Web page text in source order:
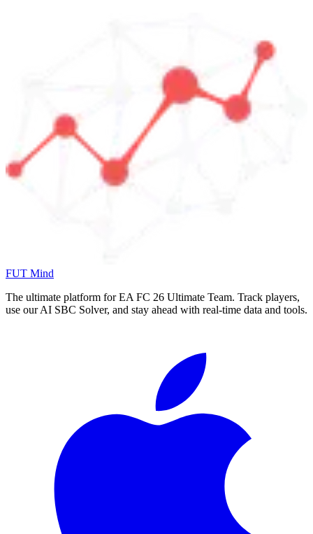
FUT Mind
The ultimate platform for EA FC 26 Ultimate Team. Track players,
use our AI SBC Solver, and stay ahead with real-time data and tools.